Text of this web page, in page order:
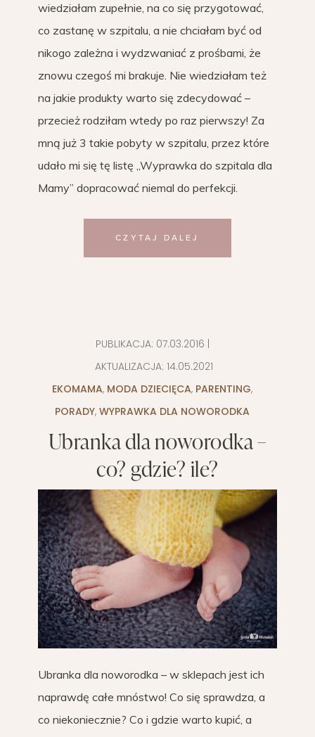
wiedziałam zupełnie, na co się przygotować,
co zastanę w szpitalu, a nie chciałam być od
nikogo zależna i wydzwaniać z prośbami, że
znowu czegoś mi brakuje. Nie wiedziałam też
na jakie produkty warto się zdecydować –
przecież rodziłam wtedy po raz pierwszy! Za
mną już 3 takie pobyty w szpitalu, przez które
udało mi się tę listę „Wyprawka do szpitala dla
Mamy” dopracować niemal do perfekcji.
CZYTAJ DALEJ
PUBLIKACJA: 07.03.2016
AKTUALIZACJA: 14.05.2021
EKOMAMA, MODA DZIECIĘCA, PARENTING,
PORADY, WYPRAWKA DLA NOWORODKA
Ubranka dla noworodka –
co? gdzie? ile?
Ubranka dla noworodka – w sklepach jest ich
naprawdę całe mnóstwo! Co się sprawdza, a
co niekoniecznie? Co i gdzie warto kupić, a